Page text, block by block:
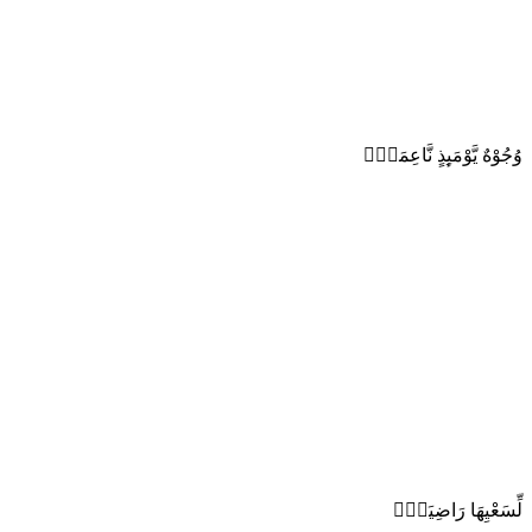
وُجُوْهٌ يَّوْمَىِٕذٍ نَّاعِمَةٌۙ
لِّسَعْيِهَا رَاضِيَةٌۙ